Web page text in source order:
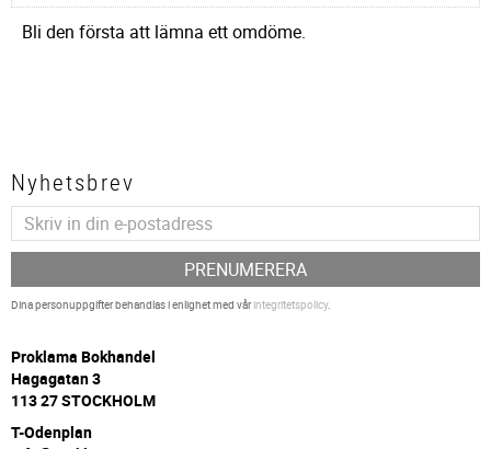
Bli den första att lämna ett omdöme.
Nyhetsbrev
PRENUMERERA
Dina personuppgifter behandlas i enlighet med vårintegritetspolicy.
Proklama Bokhandel
Hagagatan 3
113 27 STOCKHOLM
T-Odenplan